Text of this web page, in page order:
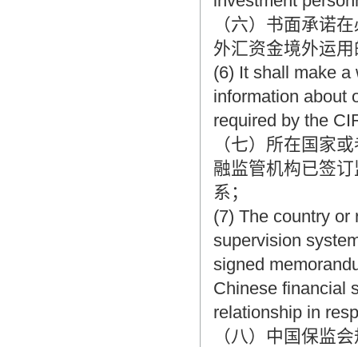
（六）书面承诺
外汇资金境外运
(6) It shall make
information about
required by the
（七）所在国家
融监管机构已签
系；
(7) The country
supervision
signed
Chinese financial
relationship in
（八）中国保监